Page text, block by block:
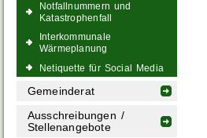
Notfallnummern und
Katastrophenfall
Interkommunale
Wärmeplanung
Netiquette für Social Media
Gemeinderat
Ausschreibungen /
Stellenangebote